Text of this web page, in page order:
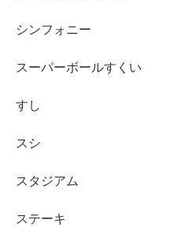
シンフォニー
スーパーボールすくい
すし
スシ
スタジアム
ステーキ